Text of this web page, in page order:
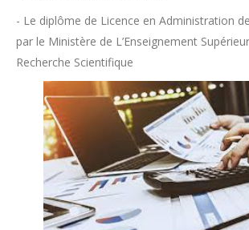
- Le diplôme de Licence en Administration
par le Ministère de L’Enseignement
Recherche Scientifique